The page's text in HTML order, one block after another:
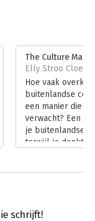
The Culture Map
Elly Stroo Cloeck
Hoe vaak
buitenlandse
een manier die
verwacht? Een
je buitenlandse
terwijl je denkt
schrijft!